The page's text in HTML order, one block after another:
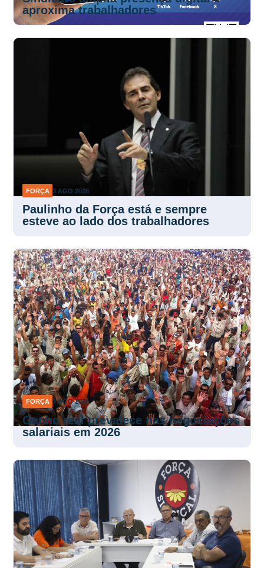
aproxima trabalhadores
FORÇA 3 AGO 2026
Paulinho da Força está e sempre
esteve ao lado dos trabalhadores
FORÇA 3 AGO 2026
Ganho real prevalece nas negociações
salariais em 2026